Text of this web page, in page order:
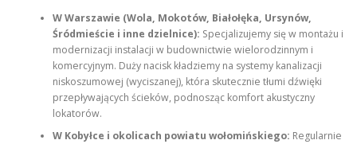
W Warszawie (Wola, Mokotów, Białołęka, Ursynów,
Śródmieście i inne dzielnice): Specjalizujemy się w montażu i
modernizacji instalacji w budownictwie wielorodzinnym i
komercyjnym. Duży nacisk kładziemy na systemy kanalizacji
niskoszumowej (wyciszanej), która skutecznie tłumi dźwięki
przepływających ścieków, podnosząc komfort akustyczny
lokatorów.
W Kobyłce i okolicach powiatu wołomińskiego: Regularnie